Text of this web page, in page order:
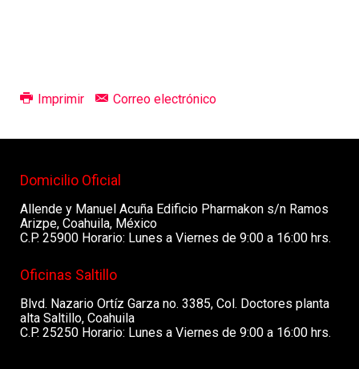
Imprimir Correo electrónico
Domicilio Oficial
Allende y Manuel Acuña Edificio Pharmakon s/n Ramos
Arizpe, Coahuila, México
C.P. 25900 Horario: Lunes a Viernes de 9:00 a 16:00 hrs.
Oficinas Saltillo
Blvd. Nazario Ortíz Garza no. 3385, Col. Doctores planta
alta Saltillo, Coahuila
C.P. 25250 Horario: Lunes a Viernes de 9:00 a 16:00 hrs.